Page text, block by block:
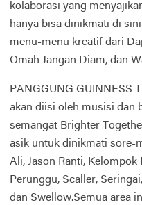
kolaborasi yang
hanya bisa dinikmati di
menu-menu kreatif dari
Omah Jangan Diam, dan
PANGGUNG GUINNESS
akan diisi oleh musisi dan
semangat Brighter
asik untuk dinikmati sore-
Ali, Jason Ranti, Kelompok
Perunggu, Scaller,
dan Swellow.Semua area